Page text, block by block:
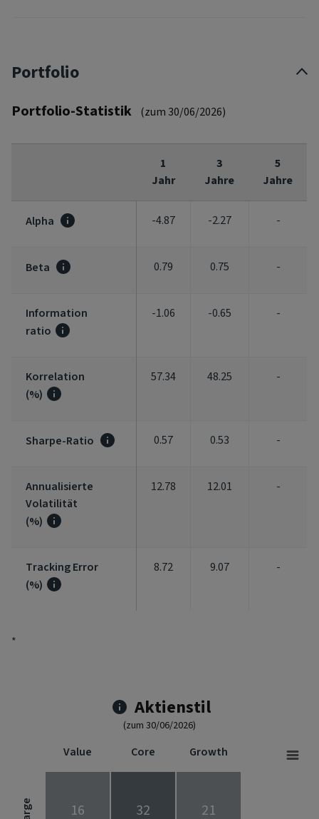
Portfolio
Portfolio-Statistik (zum 30/06/2026)
1
Jahr
3
Jahre
5
Jahre
Alpha -4.87 -2.27 -
Beta 0.79 0.75 -
Information
ratio
-1.06 -0.65 -
Korrelation
(%)
57.34 48.25 -
Sharpe-Ratio 0.57 0.53 -
Annualisierte
Volatilität
(%)
12.78 12.01 -
Tracking Error
(%)
8.72 9.07 -
*
Aktienstil
(zum 30/06/2026)
Stock Style chart. The chart is a heatmap showing the
16 32 21
Value Core Growth
Large